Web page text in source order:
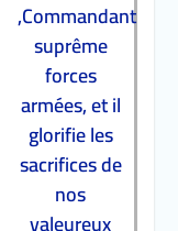
,Commandant
suprême
forces
armées, et il
glorifie les
sacrifices de
nos